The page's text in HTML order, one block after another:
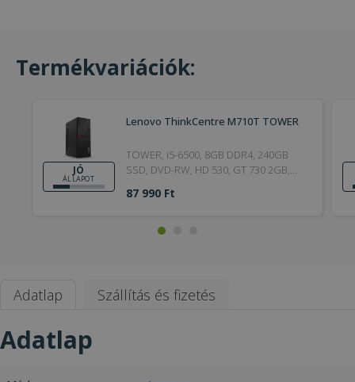
Termékvariációk:
JÓ
ÁLLAPOT
Lenovo ThinkCentre M710T TOWER
TOWER, i5-6500, 8GB DDR4, 240GB
SSD, DVD-RW, HD 530, GT 730 2GB,
87 990 Ft
Adatlap Szállítás és fizetés
Adatlap